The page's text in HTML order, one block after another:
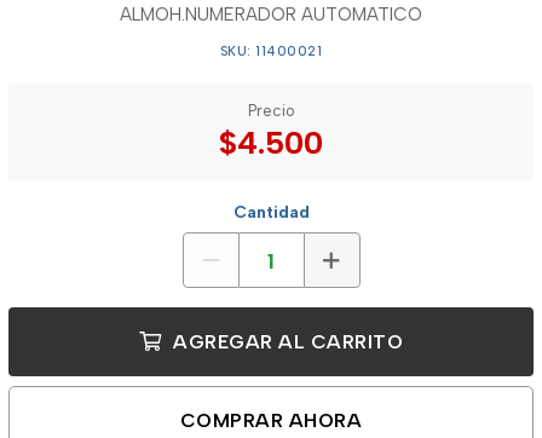
ALMOH.NUMERADOR AUTOMATICO
SKU: 11400021
Precio
$4.500
Cantidad
AGREGAR AL CARRITO
COMPRAR AHORA